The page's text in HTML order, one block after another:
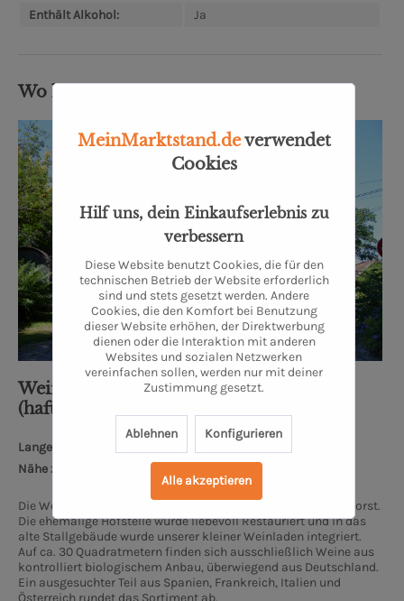
Enthält Alkohol: Ja
Wo kommt's her?
Weindiele® M.K. Weinhandel UG
(haftungsbeschränkt)
Lange Wischen 10, 26655 Westerstede
Nähe zum Oldenburger Schloss: 32 km
Die Weindiele® liegt am ruhigen Rand von Westerstede in Ihorst.
Die ehemalige Hofstelle wurde liebevoll Restauriert und in das
alte Stallgebäude wurde unserer kleiner Weinladen integriert.
Auf ca. 30 Quadratmetern finden sich ausschließlich Weine aus
kontrolliert biologischem Anbau, überwiegend aus Deutschland.
Ein ausgesuchter Teil aus Spanien, Frankreich, Italien und
MeinMarktstand.deverwendet
Cookies
Hilf uns, dein Einkaufserlebnis zu
verbessern
Diese Website benutzt Cookies, die für den
technischen Betrieb der Website erforderlich
sind und stets gesetzt werden. Andere
Cookies, die den Komfort bei Benutzung
dieser Website erhöhen, der Direktwerbung
dienen oder die Interaktion mit anderen
Websites und sozialen Netzwerken
vereinfachen sollen, werden nur mit deiner
Zustimmung gesetzt.
Ablehnen Konfigurieren
Alle akzeptieren